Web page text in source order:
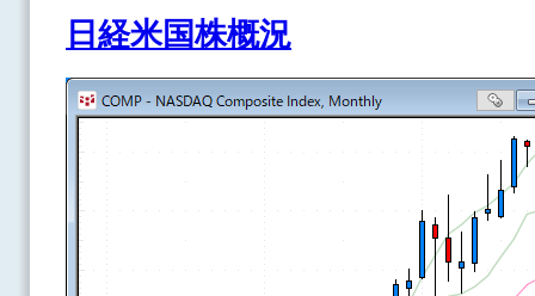
日経米国株概況